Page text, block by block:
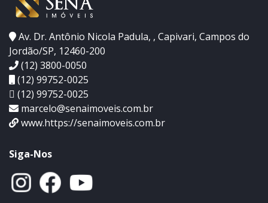
Av. Dr. Antônio Nicola Padula, , Capivari, Campos do
Jordão/SP, 12460-200
(12) 3800-0050
(12) 99752-0025
(12) 99752-0025
marcelo@senaimoveis.com.br
www.https://senaimoveis.com.br
Siga-Nos